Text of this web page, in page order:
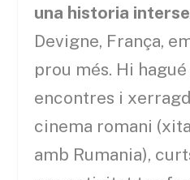
una historia
Devigne, França,
prou més. Hi
encontres i
cinema romani
amb Rumania),